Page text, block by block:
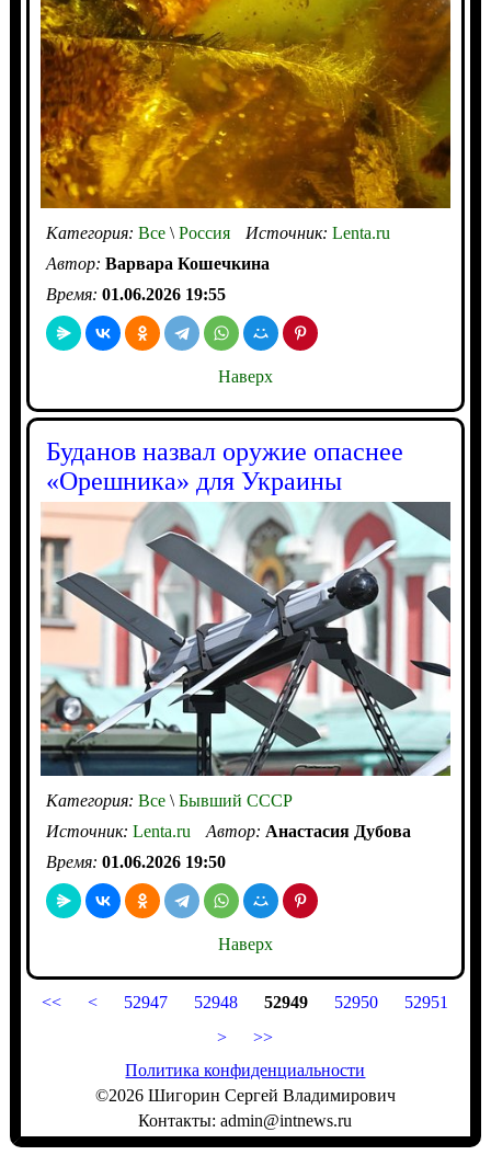
Категория: Все\Россия Источник: Lenta.ru
Автор: Варвара Кошечкина
Время: 01.06.2026 19:55
Наверх
Буданов назвал оружие опаснее
«Орешника» для Украины
Категория: Все\Бывший СССР
Источник: Lenta.ru Автор: Анастасия Дубова
Время: 01.06.2026 19:50
Наверх
<< < 52947 52948 52949 52950
52951
>
>>
Политика конфиденциальности
©2026 Шигорин Сергей Владимирович
Контакты: admin@intnews.ru